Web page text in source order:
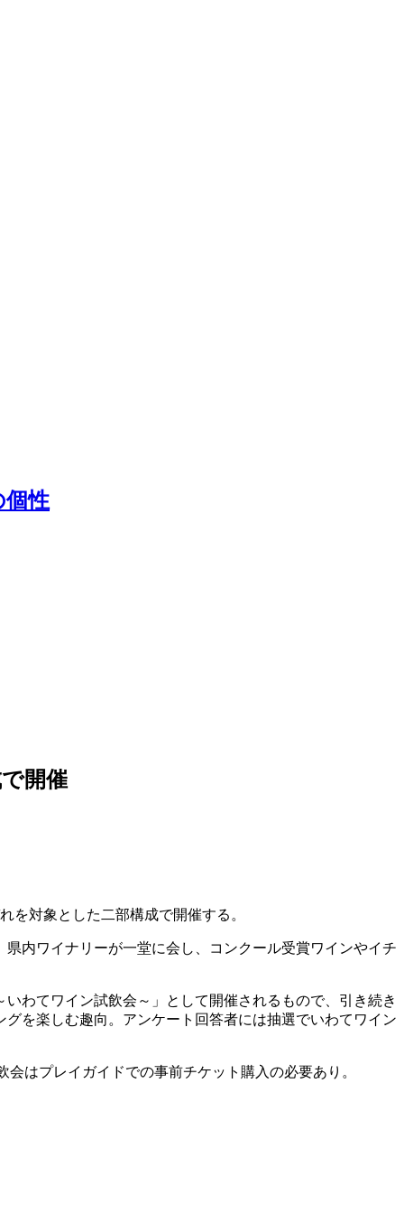
性
開催
を対象とした二部構成で開催する。
内ワイナリーが一堂に会し、コンクール受賞ワインやイチ
わてワイン試飲会～」として開催されるもので、引き続き
を楽しむ趣向。アンケート回答者には抽選でいわてワイン
はプレイガイドでの事前チケット購入の必要あり。